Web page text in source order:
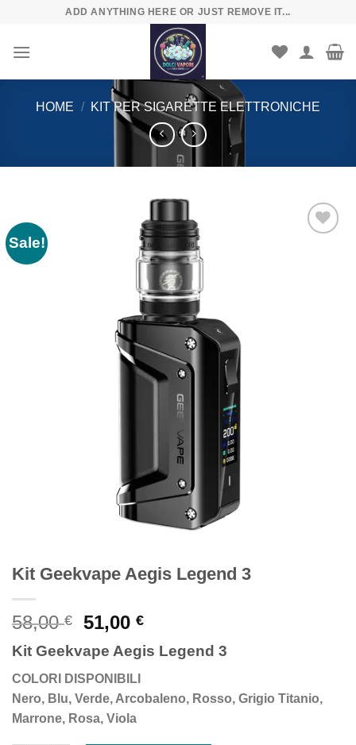
content
ADD ANYTHING HERE OR JUST REMOVE IT...
HOME / KIT PER SIGARETTE ELETTRONICHE
Sale!
Kit Geekvape Aegis Legend 3
58,00€
Original
price
was:
58,00 €.
51,00€Current
price
is:
Kit Geekvape Aegis Legend 3
COLORI DISPONIBILI
Nero, Blu, Verde, Arcobaleno, Rosso, Grigio Titanio,
Marrone, Rosa, Viola